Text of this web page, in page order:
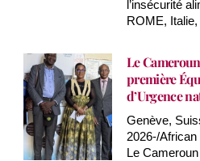
l’insécurité
ROME,
Le
première
d’Urgence
Genève,
2026-/
Le